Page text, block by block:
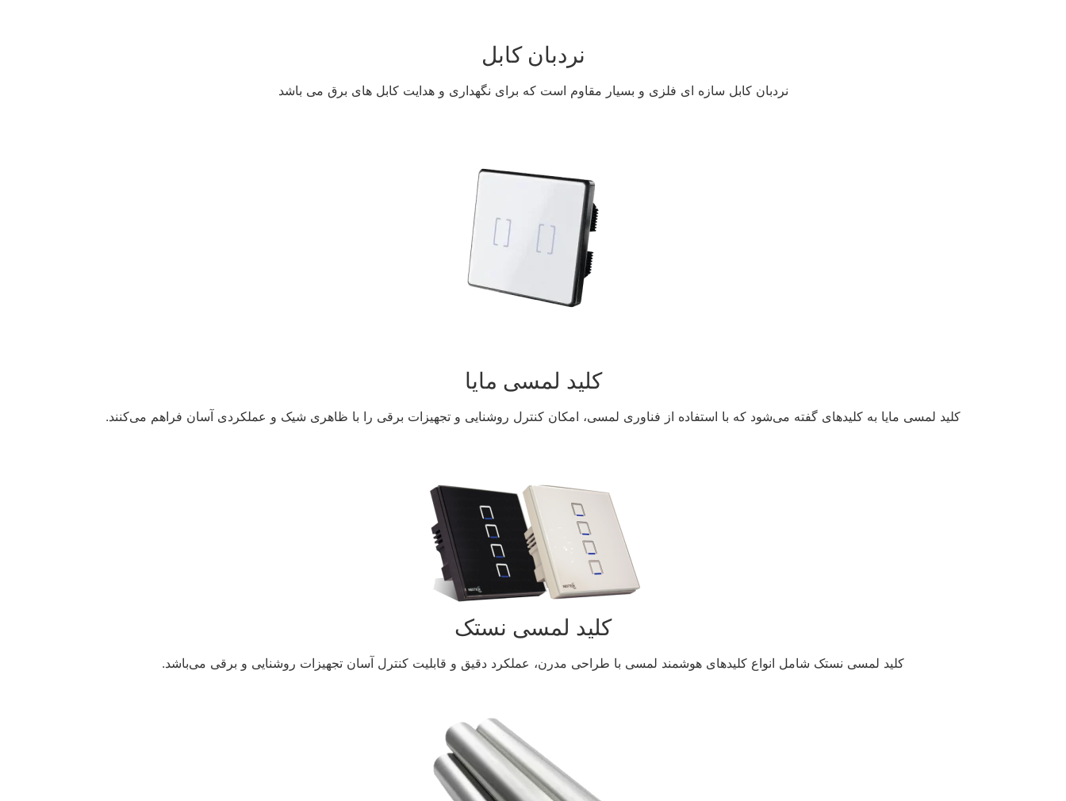
نردبان کابل
نردبان کابل سازه ای فلزی و بسیار مقاوم است که برای نگهداری و هدایت کابل های برق می باشد
کلید لمسی مایا
کلید لمسی مایا به کلیدهای گفته می‌شود که با استفاده از فناوری لمسی، امکان کنترل روشنایی و تجهیزات برقی را با ظاهری شیک و عملکردی آسان فراهم می‌کنند.
کلید لمسی نستک
کلید لمسی نستک شامل انواع کلیدهای هوشمند لمسی با طراحی مدرن، عملکرد دقیق و قابلیت کنترل آسان تجهیزات روشنایی و برقی می‌باشد.